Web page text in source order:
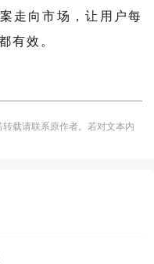
走向市场 ，让用户每
有效。
载请联系原作者。若对文本内